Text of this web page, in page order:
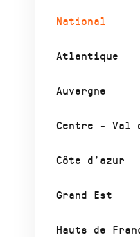
National
Atlantique
Auvergne
Centre - Val
Côte d’azur
Grand Est
Hauts de